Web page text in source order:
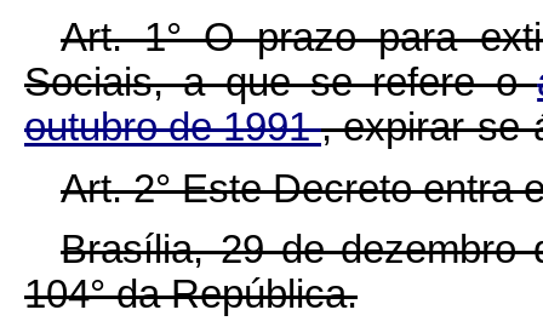
Art. 1° O prazo para
Sociais, a que se refere o
outubro de 1991, expirar-
Art. 2° Este Decreto entra
Brasília, 29 de dezembro
104° da República.